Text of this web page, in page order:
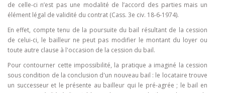
de celle-ci n’est pas une modalité de l’accord des parties mais un
élément légal de validité du contrat (Cass. 3e civ. 18-6-1974).
En effet, compte tenu de la poursuite du bail résultant de la cession
de celui-ci, le bailleur ne peut pas modifier le montant du loyer ou
toute autre clause à l'occasion de la cession du bail.
Pour contourner cette impossibilité, la pratique a imaginé la cession
sous condition de la conclusion d'un nouveau bail : le locataire trouve
un successeur et le présente au bailleur qui le pré-agrée ; le bail en